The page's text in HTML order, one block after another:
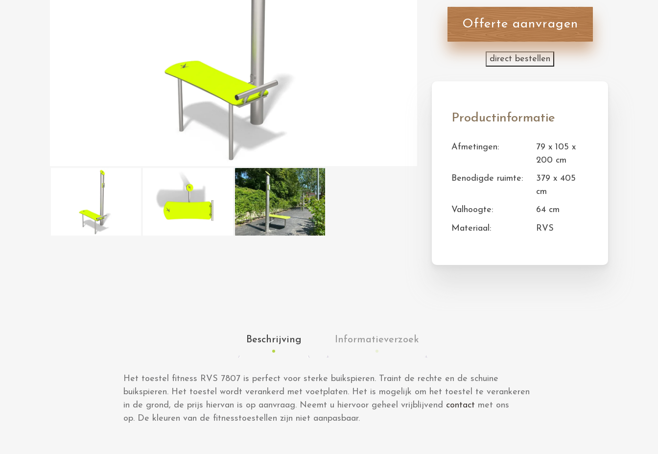
Offerte aanvragen
direct bestellen
Productinformatie
Afmetingen:
79 x 105 x
200 cm
Benodigde ruimte:
379 x 405
cm
Valhoogte:
64 cm
Materiaal:
RVS
Beschrijving Informatieverzoek
Het toestel fitness RVS 7807 is perfect voor sterke buikspieren. Traint de rechte en de schuine
buikspieren. Het toestel wordt verankerd met voetplaten. Het is mogelijk om het toestel te verankeren
in de grond, de prijs hiervan is op aanvraag. Neemt u hiervoor geheel vrijblijvend contact met ons
op. De kleuren van de fitnesstoestellen zijn niet aanpasbaar.